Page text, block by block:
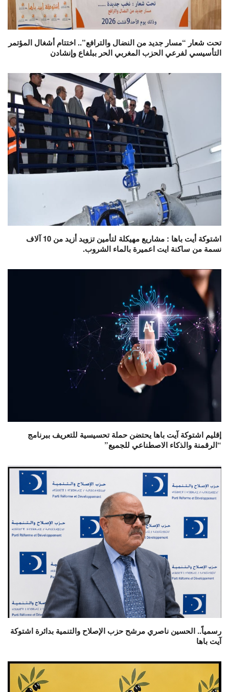
تحت شعار “مسار جديد من النضال والترافع”.. اختتام أشغال المؤتمر
التأسيسي لفرعي الحزب المغربي الحر ببلفاع وإنشادن
اشتوكة أيت باها : مشاريع مهيكلة لتأمين تزويد أزيد من 10 آلاف
نسمة من ساكنة ايت اعميرة بالماء الشروب.
إقليم اشتوكة آيت باها يحتضن حملة تحسيسية للتعريف ببرنامج
“الرقمنة والذكاء الاصطناعي للجميع”
رسمياً.. الحسين ناصري مرشح حزب الإصلاح والتنمية بدائرة اشتوكة
آيت باها